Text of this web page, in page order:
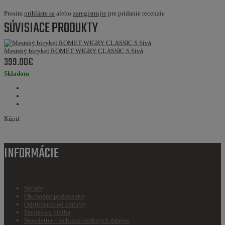
Prosím prihláste sa alebo zaregistrujte pre pridanie recenzie
SÚVISIACE PRODUKTY
Mestský bicykel ROMET WIGRY CLASSIC S Sivá
399.00€
Skladom
Kúpiť
INFORMÁCIE
Súťaže
Obchodné podmienky
Odstúpenie od zmluvy
Doprava a platba
Newsletter – ochrana osobných údajov